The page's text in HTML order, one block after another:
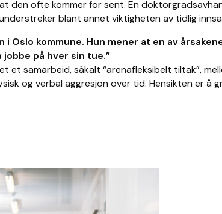
den ofte kommer for sent. En
blant annet viktigheten av tidlig
Oslo kommune. Hun mener at en av
på hver sin tue.”
samarbeid, såkalt “arenafleksibelt tiltak”,
og verbal aggresjon over tid. Hensikten er å